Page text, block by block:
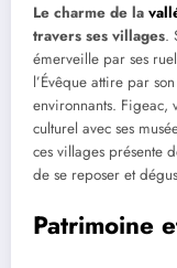
Le charme de la
travers ses villages.
émerveille par ses
l’Évêque attire par
environnants.
culturel avec ses
ces villages présente
de se reposer et
Patrimoine